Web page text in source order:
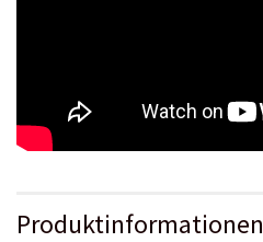
Produktinformationen